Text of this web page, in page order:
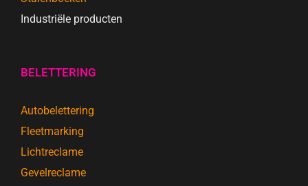
Industriële producten
BELETTERING
Autobelettering
Fleetmarking
Lichtreclame
Gevelreclame